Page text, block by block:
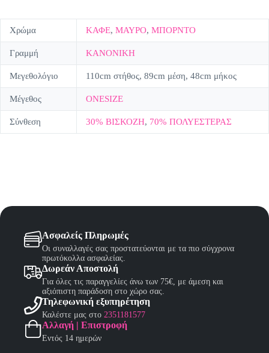
Χρώμα ΚΑΦΕ, ΜΑΥΡΟ, ΜΠΟΡΝΤΟ
Γραμμή ΚΑΝΟΝΙΚΗ
Μεγεθολόγιο 110cm στήθος, 89cm μέση, 48cm μήκος
Μέγεθος ONESIZE
Σύνθεση 30% ΒΙΣΚΟΖΗ, 70% ΠΟΛΥΕΣΤΕΡΑΣ
Ασφαλείς Πληρωμές
Οι συναλλαγές σας προστατεύονται με τα πιο σύγχρονα
πρωτόκολλα ασφαλείας.
Δωρεάν Αποστολή
Για όλες τις παραγγελίες άνω των 75€, με άμεση και
αξιόπιστη παράδοση στο χώρο σας.
Τηλεφωνική εξυπηρέτηση
Καλέστε μας στο 2351181577
Αλλαγή | Επιστροφή
Εντός 14 ημερών